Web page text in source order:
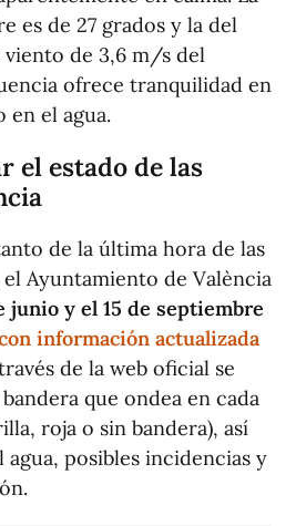
es de 27 grados y la del
viento de 3,6 m/s del
ofrece tranquilidad en
en el agua.
el estado de las
de la última hora de las
el Ayuntamiento de València
junio y el 15 de septiembre
información actualizada
de la web oficial se
que ondea en cada
roja o sin bandera), así
posibles incidencias y